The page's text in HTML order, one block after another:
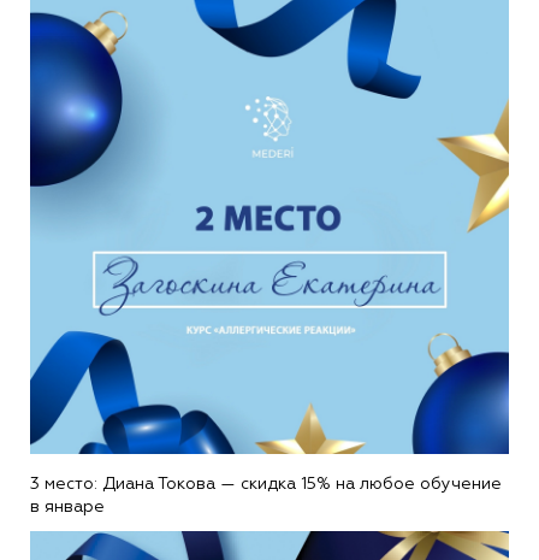
3 место: Диана Токова — скидка 15% на любое обучение
в январе